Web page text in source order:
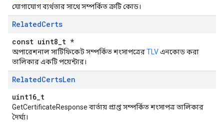
যোগাযোগ ব্যর্থতার সাথে সম্পর্কিত ত্রুটি কোড।
RelatedCerts
const uint8_t *
অপারেশনাল সার্টিফিকেট সম্পর্কিত শংসাপত্রেরTLVএনকোড করা
তালিকার একটি পয়েন্টার।
RelatedCertsLen
uint16_t
GetCertificateResponse বার্তায় প্রাপ্ত সম্পর্কিত শংসাপত্র তালিকার
দৈর্ঘ্য।